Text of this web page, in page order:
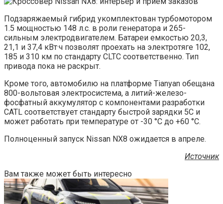
Подзаряжаемый гибрид укомплектован турбомотором
1.5 мощностью 148 л.с. в роли генератора и 265-
сильным электродвигателем. Батареи емкостью 20,3,
21,1 и 37,4 кВт·ч позволят проехать на электротяге 102,
185 и 310 км по стандарту CLTC соответственно. Тип
привода пока не раскрыт.
Кроме того, автомобилю на платформе Tianyan обещана
800-вольтовая электросистема, а литий-железо-
фосфатный аккумулятор с компонентами разработки
CATL соответствует стандарту быстрой зарядки 5С и
может работать при температуре от -30 °C до +60 °C.
Полноценный запуск Nissan NX8 ожидается в апреле.
Источник
Вам также может быть интересно